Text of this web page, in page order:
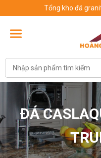
Tổng kho đá
ĐÁ